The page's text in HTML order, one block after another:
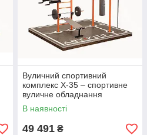
Вуличний спортивний
комплекс Х-35 – спортивне
вуличне обладнання
В наявності
49 491 ₴